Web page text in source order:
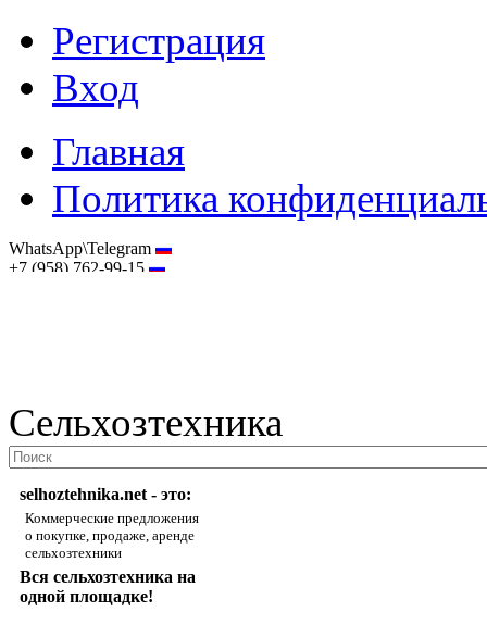
Регистрация
Вход
Главная
Политика
WhatsApp\Telegram
+7 (958) 762-99-15
Сельхозтехника
selhoztehnika.net - это:
Коммерческие предложения
о покупке, продаже, аренде
сельхозтехники
Вся сельхозтехника на
одной площадке!